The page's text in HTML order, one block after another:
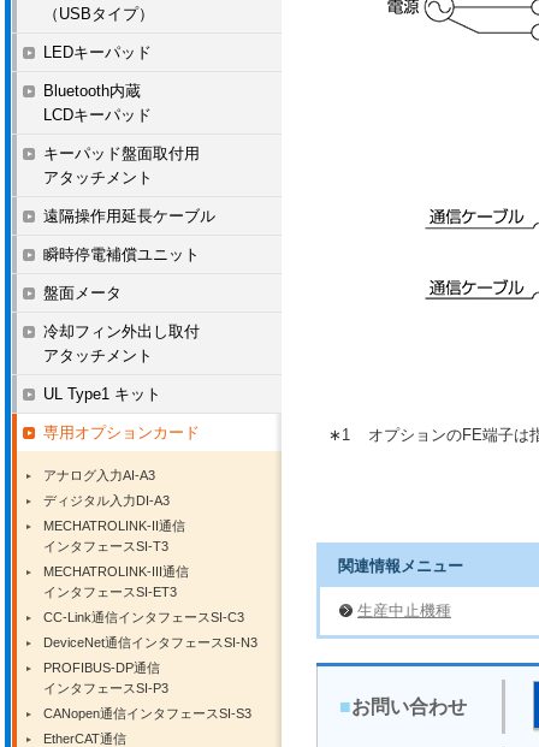
∗1 オプションのFE端子は
関連情報メニュー
生産中止機種
■お問い合わせ
（USBタイプ）
LEDキーパッド
Bluetooth内蔵
LCDキーパッド
キーパッド盤面取付用
アタッチメント
遠隔操作用延長ケーブル
瞬時停電補償ユニット
盤面メータ
冷却フィン外出し取付
アタッチメント
UL Type1 キット
専用オプションカード
アナログ入力AI-A3
ディジタル入力DI-A3
MECHATROLINK-II通信
インタフェースSI-T3
MECHATROLINK-III通信
インタフェースSI-ET3
CC-Link通信インタフェースSI-C3
DeviceNet通信インタフェースSI-N3
PROFIBUS-DP通信
インタフェースSI-P3
CANopen通信インタフェースSI-S3
EtherCAT通信